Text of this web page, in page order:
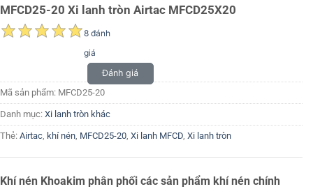
MFCD25-20 Xi lanh tròn Airtac MFCD25X20
8 đánh
giá
Đánh giá
Mã sản phẩm: MFCD25-20
Danh mục: Xi lanh tròn khác
Thẻ: Airtac, khí nén, MFCD25-20, Xi lanh MFCD, Xi lanh tròn
Khí nén Khoakim phân phối các sản phẩm khí nén chính